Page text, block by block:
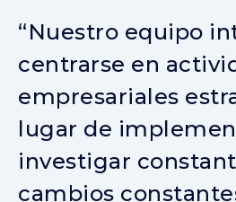
“Nuestro equipo
centrarse en
empresariales
lugar de
investigar
cambios